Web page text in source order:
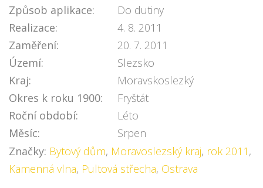
Způsob aplikace:
Do dutiny
Realizace:
4. 8. 2011
Zaměření:
20. 7. 2011
Území:
Slezsko
Kraj:
Moravskoslezký
Okres k roku 1900:
Fryštát
Roční období:
Léto
Měsíc:
Srpen
Značky: Bytový dům, Moravoslezský kraj, rok 2011 ,
Kamenná vlna, Pultová střecha, Ostrava